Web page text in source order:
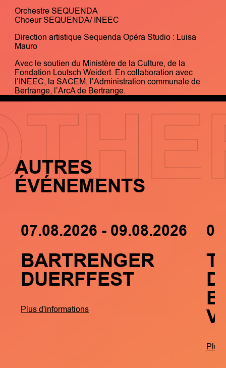
Orchestre SEQUENDA
Choeur SEQUENDA/ INEEC
Direction artistique Sequenda Opéra Studio : Luisa
Mauro
Avec le soutien du Ministère de la Culture, de la
Fondation Loutsch Weidert. En collaboration avec
l’INEEC, la SACEM, l’Administration communale de
Bertrange, l’ArcA de Bertrange.
AUTRES
ÉVÉNEMENTS
07.08.2026 - 09.08.2026
BARTRENGER
DUERFFEST
Plus d'informations
Plus